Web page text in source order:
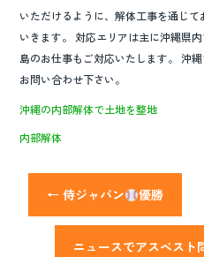
いただけるように、解体工事を通じ
いきます。 対応エリアは主に沖縄県
島のお仕事もご対応いたします。 沖
お問い合わせ下さい。
沖縄の内部解体で土地を整地
内部解体
← 侍ジャパン 優勝
ニュースでアスベスト